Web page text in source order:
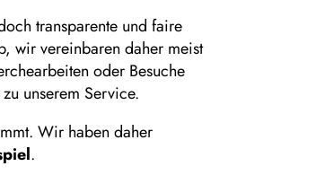
transparente und faire
wir vereinbaren daher meist
oder Besuche
unserem Service.
Wir haben daher
.